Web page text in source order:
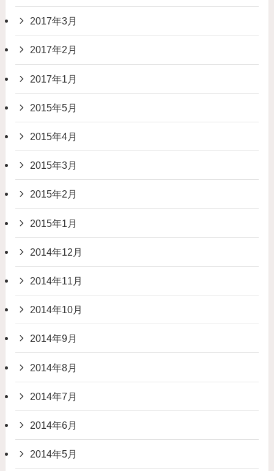
2017年3月
2017年2月
2017年1月
2015年5月
2015年4月
2015年3月
2015年2月
2015年1月
2014年12月
2014年11月
2014年10月
2014年9月
2014年8月
2014年7月
2014年6月
2014年5月